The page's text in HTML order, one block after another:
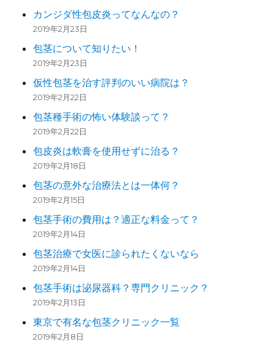
カンジダ性包皮炎ってなんなの？
2019年2月23日
包茎について知りたい！
2019年2月23日
仮性包茎を治す評判のいい病院は？
2019年2月22日
包茎種手術の怖い体験談って？
2019年2月22日
包皮炎は軟膏を使用せずに治る？
2019年2月18日
包茎の意外な治療法とは一体何？
2019年2月15日
包茎手術の費用は？適正な料金って？
2019年2月14日
包茎治療で女医に診られたくないなら
2019年2月14日
包茎手術は泌尿器科？専門クリニック？
2019年2月13日
東京で有名な包茎クリニック一覧
2019年2月8日